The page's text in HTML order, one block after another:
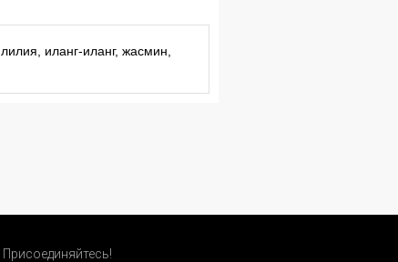
иланг-иланг, жасмин,
Присоединяйтесь!